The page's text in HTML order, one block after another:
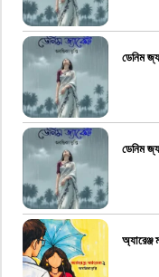
ডেনিম
ডেনিম
অ্যারেঞ্জ